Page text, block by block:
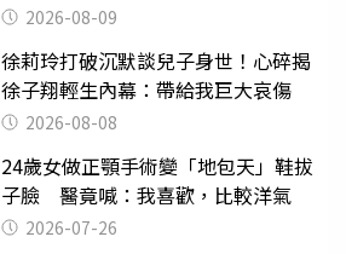
2026-08-09
徐莉玲打破沉默談兒子身世！心碎揭
徐子翔輕生內幕：帶給我巨大哀傷
2026-08-08
24歲女做正顎手術變「地包天」鞋拔
子臉 醫竟喊：我喜歡，比較洋氣
2026-07-26